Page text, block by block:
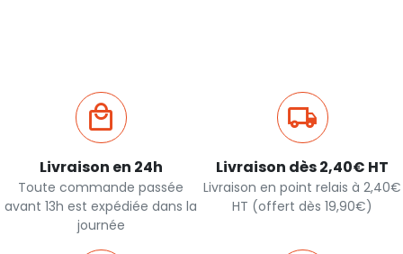
Livraison en 24h
Toute commande passée
avant 13h est expédiée dans la
journée
Livraison dès 2,40€ HT
Livraison en point relais à 2,40€
HT (offert dès 19,90€)